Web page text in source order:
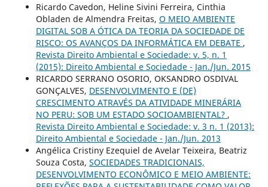
Ricardo Cavedon, Heline Sivini Ferreira, Cinthia
Obladen de Almendra Freitas, O MEIO AMBIENTE
DIGITAL SOB A ÓTICA DA TEORIA DA SOCIEDADE DE
RISCO: OS AVANÇOS DA INFORMÁTICA EM DEBATE ,
Revista Direito Ambiental e Sociedade: v. 5, n. 1
(2015): Direito Ambiental e Sociedade - Jan./Jun. 2015
RICARDO SERRANO OSORIO, OKSANDRO OSDIVAL
GONÇALVES, DESENVOLVIMENTO E (DE)
CRESCIMENTO ATRAVÉS DA ATIVIDADE MINERÁRIA
NO PERU: SOB UM ESTADO SOCIOAMBIENTAL? ,
Revista Direito Ambiental e Sociedade: v. 3 n. 1 (2013):
Direito Ambiental e Sociedade - Jan./Jun. 2013
Angélica Cristiny Ezequiel de Avelar Teixeira, Beatriz
Souza Costa, SOCIEDADES TRADICIONAIS,
DESENVOLVIMENTO ECONÔMICO E MEIO AMBIENTE: